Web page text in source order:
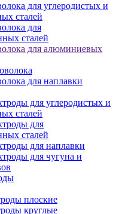
для углеродистых и
сталей
для
сталей
для алюминиевых
для наплавки
для углеродистых и
сталей
для
сталей
для наплавки
для чугуна и
плоские
круглые